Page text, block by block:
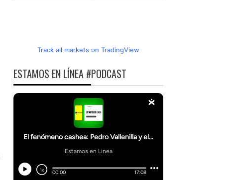
Track all markets on TradingView
ESTAMOS EN LÍNEA #PODCAST